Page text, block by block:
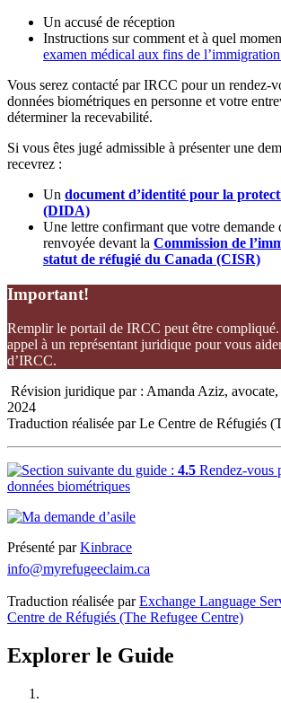
Un accusé de réception
Instructions sur comment et à quel
examen médical aux fins de
Vous serez contacté par IRCC pour un rendez-
données biométriques en personne et votre
déterminer la recevabilité.
Si vous êtes jugé admissible à présenter une
recevrez :
Un document d’identité pour la
(DIDA)
Une lettre confirmant que votre demande
renvoyée devant la Commission de
statut de réfugié du Canada (CISR)
Important!
Remplir le portail de IRCC peut être
appel à un représentant juridique pour vous
d’IRCC.
Révision juridique par : Amanda Aziz,
2024
Traduction réalisée par Le Centre de Réfugiés
4.5 Rendez-vous
données biométriques
Présenté parKinbrace
info@myrefugeeclaim.ca
Traduction réalisée parExchange Language
Centre de Réfugiés (The Refugee Centre)
Explorer le Guide